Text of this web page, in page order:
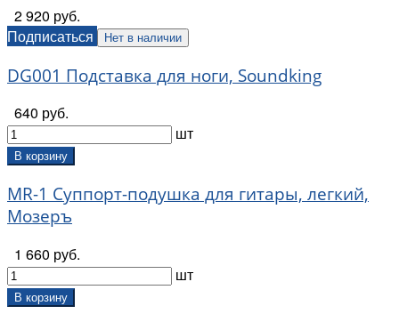
2 920 руб.
Подписаться
Нет в наличии
DG001 Подставка для ноги, Soundking
640 руб.
шт
В корзину
MR-1 Суппорт-подушка для гитары, легкий,
Мозеръ
1 660 руб.
шт
В корзину